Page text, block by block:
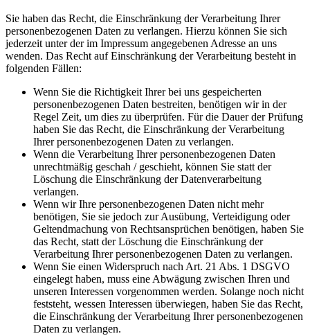
Sie haben das Recht, die Einschränkung der Verarbeitung Ihrer
personenbezogenen Daten zu verlangen. Hierzu können Sie sich
jederzeit unter der im Impressum angegebenen Adresse an uns
wenden. Das Recht auf Einschränkung der Verarbeitung besteht in
folgenden Fällen:
Wenn Sie die Richtigkeit Ihrer bei uns gespeicherten
personenbezogenen Daten bestreiten, benötigen wir in der
Regel Zeit, um dies zu überprüfen. Für die Dauer der Prüfung
haben Sie das Recht, die Einschränkung der Verarbeitung
Ihrer personenbezogenen Daten zu verlangen.
Wenn die Verarbeitung Ihrer personenbezogenen Daten
unrechtmäßig geschah / geschieht, können Sie statt der
Löschung die Einschränkung der Datenverarbeitung
verlangen.
Wenn wir Ihre personenbezogenen Daten nicht mehr
benötigen, Sie sie jedoch zur Ausübung, Verteidigung oder
Geltendmachung von Rechtsansprüchen benötigen, haben Sie
das Recht, statt der Löschung die Einschränkung der
Verarbeitung Ihrer personenbezogenen Daten zu verlangen.
Wenn Sie einen Widerspruch nach Art. 21 Abs. 1 DSGVO
eingelegt haben, muss eine Abwägung zwischen Ihren und
unseren Interessen vorgenommen werden. Solange noch nicht
feststeht, wessen Interessen überwiegen, haben Sie das Recht,
die Einschränkung der Verarbeitung Ihrer personenbezogenen
Daten zu verlangen.